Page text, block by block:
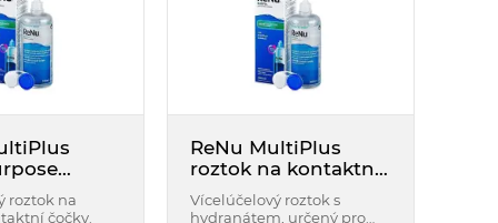
ml
roztok na
čočky.
ReNu MultiPlus
roztok na kontaktní
čočky 360 ml s
pouzdrem
Vícelúčelový roztok s
hydranátem, určený pro